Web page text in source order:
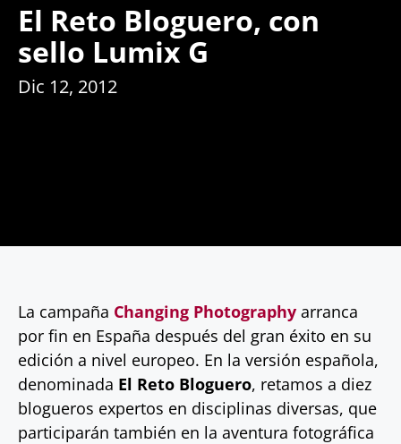
El Reto Bloguero, con
sello Lumix G
Dic 12, 2012
La campaña Changing Photography arranca
por fin en España después del gran éxito en su
edición a nivel europeo. En la versión española,
denominada El Reto Bloguero, retamos a diez
blogueros expertos en disciplinas diversas, que
participarán también en la aventura fotográfica